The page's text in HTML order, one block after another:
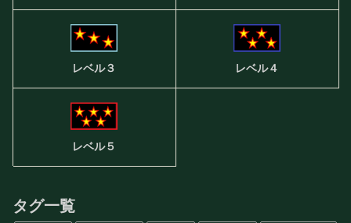
レベル３ レベル４
レベル５
タグ一覧